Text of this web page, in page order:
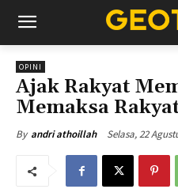
OPINI
Ajak Rakyat
Memaksa
By andri athoillah Selasa, 22